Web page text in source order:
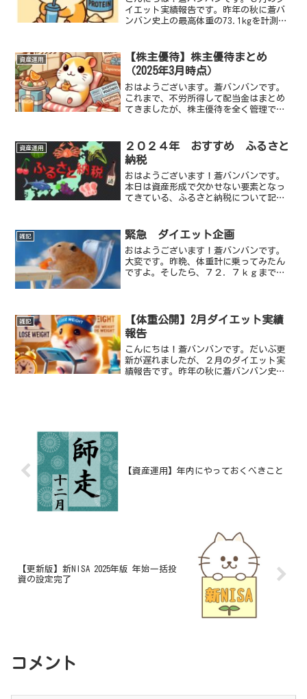
イエット実績報告です。昨年の秋に蒼バ
ンバン史上の最高体重の73.1kgを計測し
ります。２月末には65.9kgまで絞りこみ
ましたが、普...
資産運用
【株主優待】株主優待まとめ
（2025年3月時点）
おはようございます。蒼バンバンです。
これまで、不労所得して配当金はまとめ
てきましたが、株主優待を全く管理でき
に実行してきましたが、日本マクドナル
ドなど、２０年以上株主優...
資産運用
２０２４年 おすすめ ふるさと
納税
おはようございます！蒼バンバンです。
本日は資産形成で欠かせない要素となっ
てきている、ふるさと納税について記事
来年分の住民税を先払いしており、それ
で返礼品がもらえるシステ...
雑記 緊急 ダイエット企画
おはようございます！蒼バンバンです。
大変です。昨晩、体重計に乗ってみたん
ですよ。そしたら、７２．７ｋｇまで蒼
ちょい。これはいけませんね...
雑記
【体重公開】2月ダイエット実績
報告
こんにちは！蒼バンバンです。だいぶ更
新が遅れましたが、２月のダイエット実
績報告です。昨年の秋に蒼バンバン史上
【資産運用】年内にやっておくべきこと
【更新版】新NISA 2025年版 年始一括投
資の設定完了
コメント